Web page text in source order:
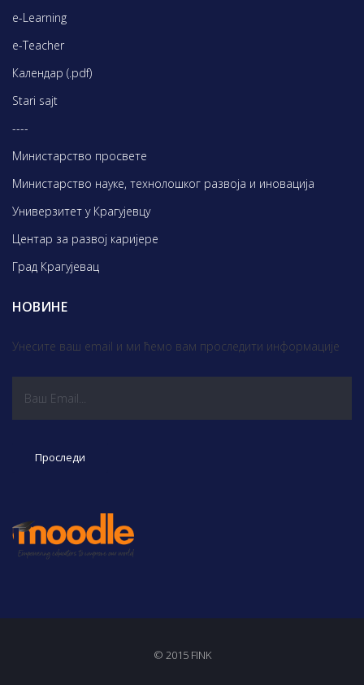
e-Learning
e-Teacher
Календар (.pdf)
Stari sajt
----
Министарство просвете
Министарство науке, технолошког развоја и иновација
Универзитет у Крагујевцу
Центар за развој каријере
Град Крагујевац
НОВИНЕ
Унесите ваш email и ми ћемо вам проследити информације
© 2015 FINK